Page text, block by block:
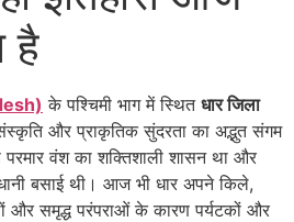
है
के पश्चिमी भाग में स्थित धार जिला
और प्राकृतिक सुंदरता का अद्भुत संगम
वंश का शक्तिशाली शासन था और
बसाई थी। आज भी धार अपने किले,
और समृद्ध परंपराओं के कारण पर्यटकों और